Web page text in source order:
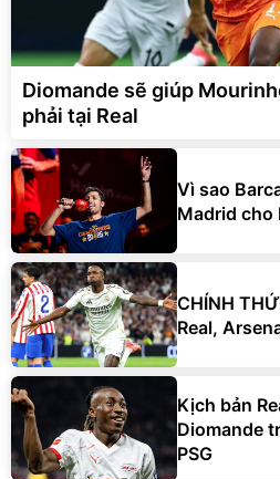
Diomande sẽ giúp
phải tại Real
Vì sao
Madrid cho
CHÍNH
Real,
Kịch bản
Diomande
PSG